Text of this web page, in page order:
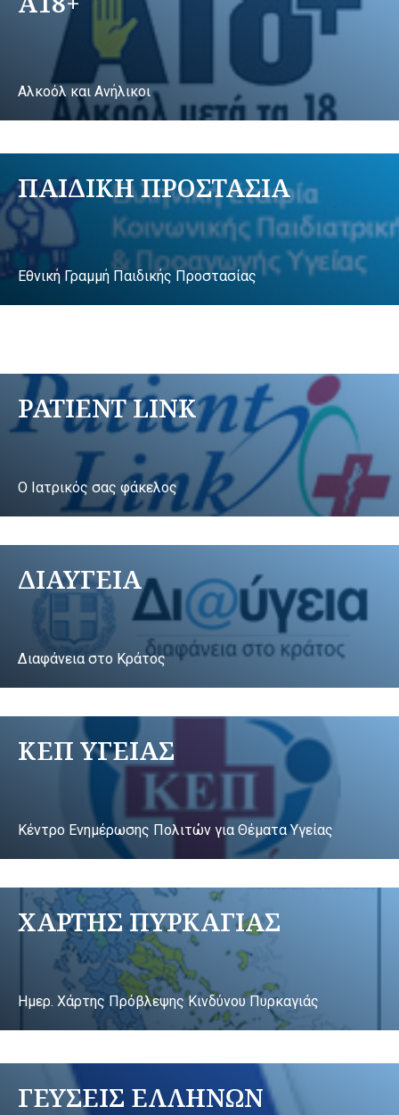
Αλκοόλ και Ανήλικοι
ΠΑΙΔΙΚΗ ΠΡΟΣΤΑΣΙΑ
Εθνική Γραμμή Παιδικής Προστασίας
PATIENT LINK
Ο Ιατρικός σας φάκελος
ΔΙΑΥΓΕΙΑ
Διαφάνεια στο Κράτος
ΚΕΠ ΥΓΕΙΑΣ
Κέντρο Ενημέρωσης Πολιτών για Θέματα Υγείας
ΧΑΡΤΗΣ ΠΥΡΚΑΓΙΑΣ
Ημερ. Χάρτης Πρόβλεψης Κινδύνου Πυρκαγιάς
ΓΕΥΣΕΙΣ ΕΛΛΗΝΩΝ